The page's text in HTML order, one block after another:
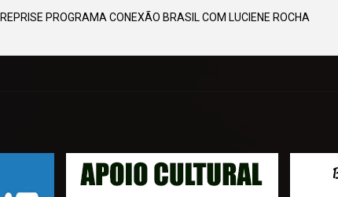
REPRISE PROGRAMA CONEXÃO BRASIL COM LUCIENE ROCHA